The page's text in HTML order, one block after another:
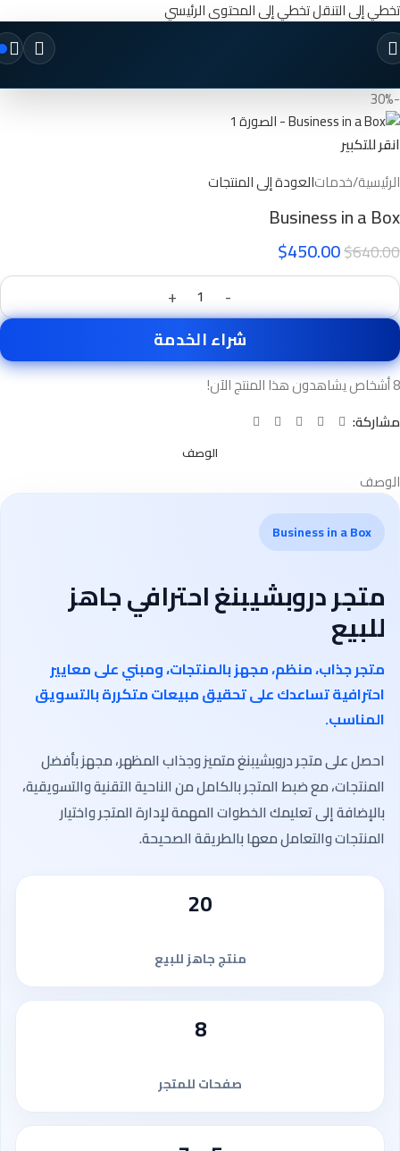
تخطي إلى التنقلتخطي إلى المحتوى الرئيسي
-30%
انقر للتكبير
الرئيسية/خدماتالعودة إلى المنتجات
Business in a Box
$640.00
$450.00
-
+
شراء الخدمة
8أشخاص يشاهدون هذا المنتج الآن!
مشاركة:
الوصف
الوصف
Business in a Box
متجر دروبشيبنغ احترافي جاهز
للبيع
متجر جذاب، منظم، مجهز بالمنتجات، ومبني على معايير
احترافية تساعدك على تحقيق مبيعات متكررة بالتسويق
المناسب.
احصل على متجر دروبشيبنغ متميز وجذاب المظهر، مجهز بأفضل
المنتجات، مع ضبط المتجر بالكامل من الناحية التقنية والتسويقية،
بالإضافة إلى تعليمك الخطوات المهمة لإدارة المتجر واختيار
المنتجات والتعامل معها بالطريقة الصحيحة.
20
منتج جاهز للبيع
8
صفحات للمتجر